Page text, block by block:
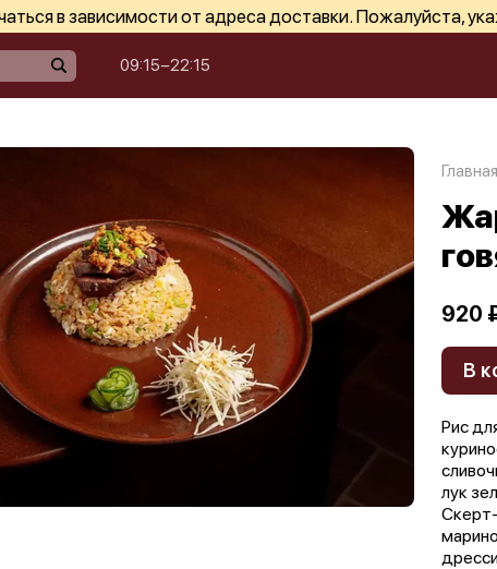
в зависимости от адреса доставки. Пожалуйста,
09:15−22:15
920
В
Рис
лук